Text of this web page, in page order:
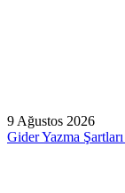
9 Ağustos 2026
Gider Yazma